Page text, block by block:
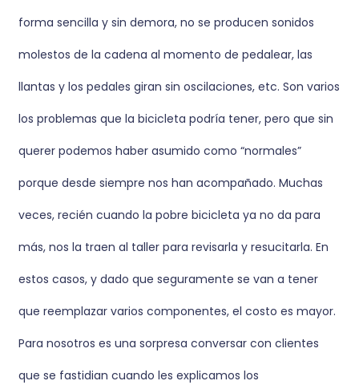
forma sencilla y sin demora, no se producen sonidos
molestos de la cadena al momento de pedalear, las
llantas y los pedales giran sin oscilaciones, etc. Son varios
los problemas que la bicicleta podría tener, pero que sin
querer podemos haber asumido como “normales”
porque desde siempre nos han acompañado. Muchas
veces, recién cuando la pobre bicicleta ya no da para
más, nos la traen al taller para revisarla y resucitarla. En
estos casos, y dado que seguramente se van a tener
que reemplazar varios componentes, el costo es mayor.
Para nosotros es una sorpresa conversar con clientes
que se fastidian cuando les explicamos los